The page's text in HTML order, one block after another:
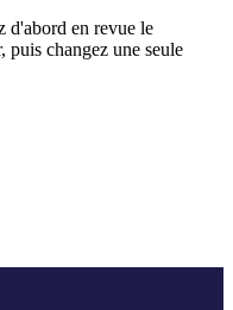
d'abord en revue le
puis changez une seule